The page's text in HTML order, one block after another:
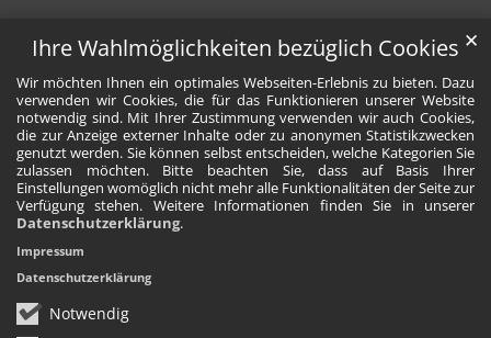
Ihre Wahlmöglichkeiten bezüglich Cookies
Wir möchten Ihnen ein optimales Webseiten-Erlebnis zu bieten. Dazu
verwenden wir Cookies, die für das Funktionieren unserer Website
notwendig sind. Mit Ihrer Zustimmung verwenden wir auch Cookies,
die zur Anzeige externer Inhalte oder zu anonymen Statistikzwecken
genutzt werden. Sie können selbst entscheiden, welche Kategorien Sie
zulassen möchten. Bitte beachten Sie, dass auf Basis Ihrer
Einstellungen womöglich nicht mehr alle Funktionalitäten der Seite zur
Verfügung stehen. Weitere Informationen finden Sie in unserer
Datenschutzerklärung.
Notwendig
✕
Impressum
Datenschutzerklärung